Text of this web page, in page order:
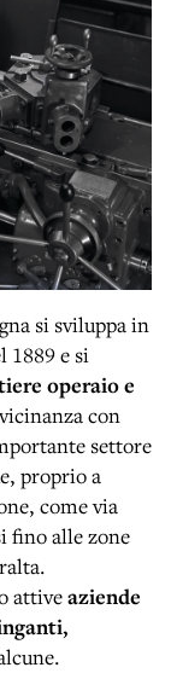
si sviluppa in
1889 e si
operaio e
con
settore
proprio a
come via
fino alle zone
attiveaziende